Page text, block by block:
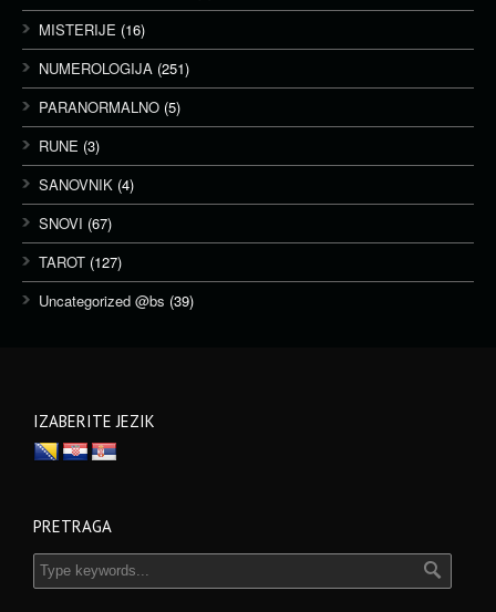
MISTERIJE (16)
NUMEROLOGIJA (251)
PARANORMALNO (5)
RUNE (3)
SANOVNIK (4)
SNOVI (67)
TAROT (127)
Uncategorized @bs (39)
IZABERITE JEZIK
PRETRAGA